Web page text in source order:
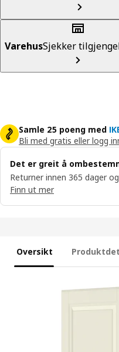
VarehusSjekker
Samle 25 poeng med
Bli med gratis eller logg
Det er greit å
Returner innen 365 dager
Finn ut mer
Oversikt